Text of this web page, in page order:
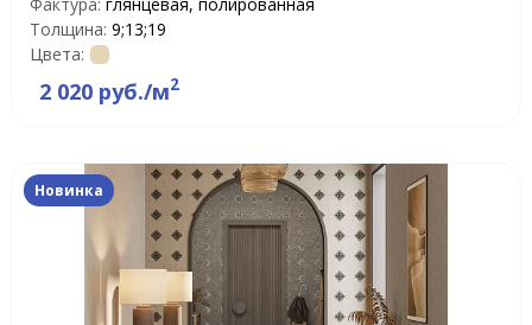
Толщина: 9;13;19
Цвета:
2 020 руб./м2
Новинка